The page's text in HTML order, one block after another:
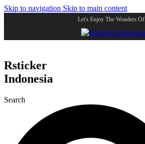
Skip to navigation Skip to main content
Let's Enjoy The Wonders Of
Rsticker
Indonesia
Search